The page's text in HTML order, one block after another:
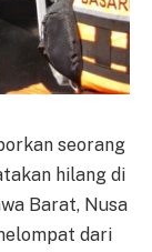
seorang
hilang di
Barat, Nusa
dari